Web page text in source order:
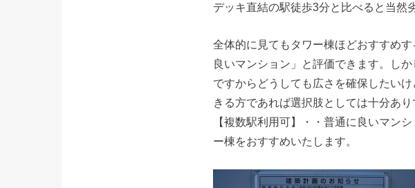
デッキ直結の駅徒歩3分と比べると当然
全体的に見てもタワー棟ほどおすすめ
良いマンション」と評価できます。し
ですからどうしても広さを確保したい
きる方であれば選択肢としては十分あ
【複数駅利用可】・・普通に良いマン
ー棟をおすすめいたします。